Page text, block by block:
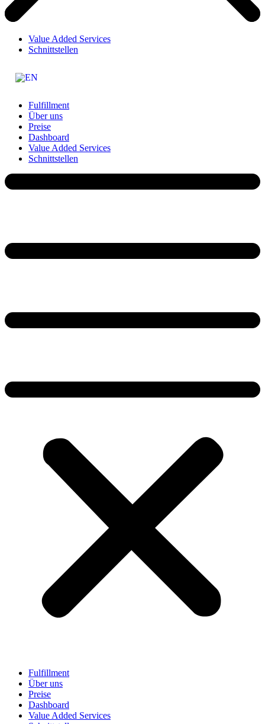
Value Added Services
Schnittstellen
Fulfillment
Über uns
Preise
Dashboard
Value Added Services
Schnittstellen
Fulfillment
Über uns
Preise
Dashboard
Value Added Services